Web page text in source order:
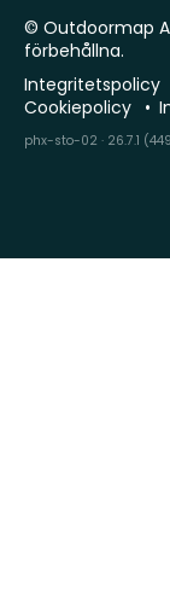
© Outdoormap
förbehållna.
Integritetspolicy
Cookiepolicy
phx-sto-02 · 26.7.1